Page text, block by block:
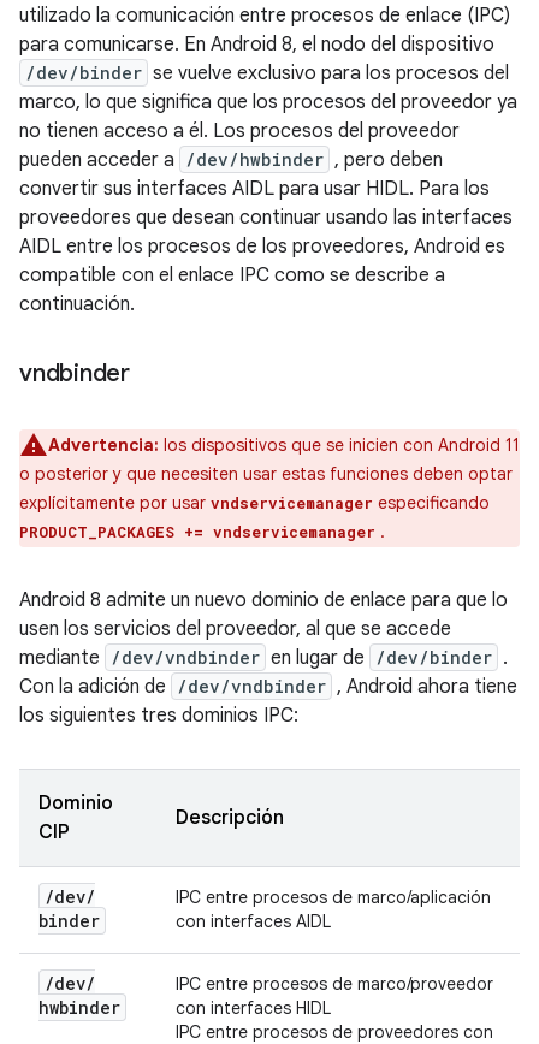
utilizado la comunicación entre procesos de enlace (IPC)
para comunicarse. En Android 8, el nodo del dispositivo
/dev/binder se vuelve exclusivo para los procesos del
marco, lo que significa que los procesos del proveedor ya
no tienen acceso a él. Los procesos del proveedor
pueden acceder a
/dev/hwbinder , pero deben
convertir sus interfaces AIDL para usar HIDL. Para los
proveedores que desean continuar usando las interfaces
AIDL entre los procesos de los proveedores, Android es
compatible con el enlace IPC como se describe a
continuación.
vndbinder
Advertencia: los dispositivos que se inicien con Android 11
o posterior y que necesiten usar estas funciones deben optar
explícitamente por usar vndservicemanager especificando
PRODUCT_PACKAGES += vndservicemanager .
Android 8 admite un nuevo dominio de enlace para que lo
usen los servicios del proveedor, al que se accede
mediante
/dev/vndbinder en lugar de /dev/binder .
Con la adición de
/dev/vndbinder , Android ahora tiene
los siguientes tres dominios IPC:
Dominio
CIP
Descripción
/dev/
binder
IPC entre procesos de marco/aplicación
con interfaces AIDL
/dev/
hwbinder
IPC entre procesos de marco/proveedor
con interfaces HIDL
IPC entre procesos de proveedores con